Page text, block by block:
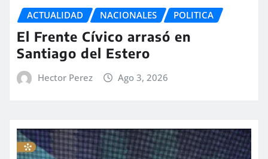
ACTUALIDAD NACIONALES POLITICA
El Frente Cívico arrasó en
Santiago del Estero
Hector Perez Ago 3, 2026